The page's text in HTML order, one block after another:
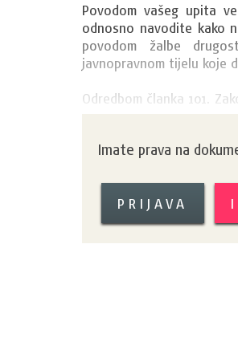
Povodom vašeg upita
odnosno navodite kako
povodom žalbe
javnopravnom tijelu koje
Odredbom članka 101.
Imate prava na
PRIJAVA